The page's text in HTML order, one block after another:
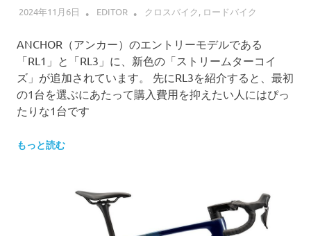
2024年11月6日 EDITOR クロスバイク, ロードバイク
ANCHOR（アンカー）のエントリーモデルである
「RL1」と「RL3」に、新色の「ストリームターコイ
ズ」が追加されています。 先にRL3を紹介すると、最初
の1台を選ぶにあたって購入費用を抑えたい人にはぴっ
たりな1台です
もっと読む